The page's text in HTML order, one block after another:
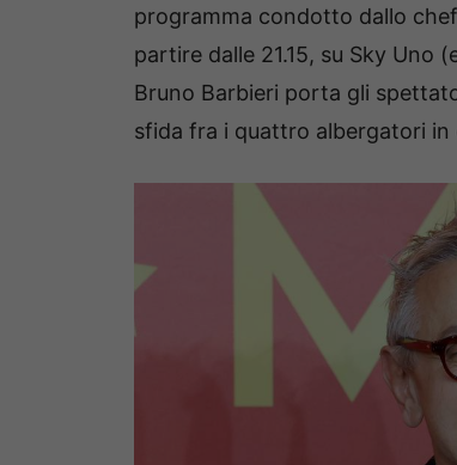
programma condotto dallo
partire dalle 21.15, su Sky Uno
Bruno Barbieri porta gli
sfida fra i quattro albergatori